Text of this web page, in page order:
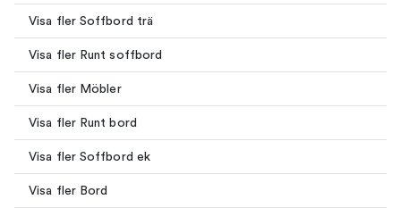
Visa fler Soffbord trä
Visa fler Runt soffbord
Visa fler Möbler
Visa fler Runt bord
Visa fler Soffbord ek
Visa fler Bord